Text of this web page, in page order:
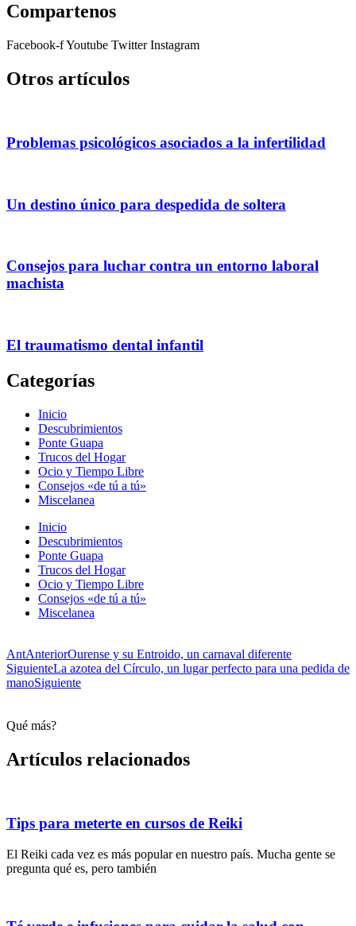
Compartenos
Facebook-fYoutube Twitter Instagram
Otros artículos
Problemas psicológicos asociados a la infertilidad
Un destino único para despedida de soltera
Consejos para luchar contra un entorno laboral
machista
El traumatismo dental infantil
Categorías
Inicio
Descubrimientos
Ponte Guapa
Trucos del Hogar
Ocio y Tiempo Libre
Consejos «de tú a tú»
Miscelanea
Inicio
Descubrimientos
Ponte Guapa
Trucos del Hogar
Ocio y Tiempo Libre
Consejos «de tú a tú»
Miscelanea
AntAnteriorOurense y su Entroido, un carnaval diferente
SiguienteLa azotea del Círculo, un lugar perfecto para una pedida de
manoSiguiente
Qué más?
Artículos relacionados
Tips para meterte en cursos de Reiki
El Reiki cada vez es más popular en nuestro país. Mucha gente se
pregunta qué es, pero también